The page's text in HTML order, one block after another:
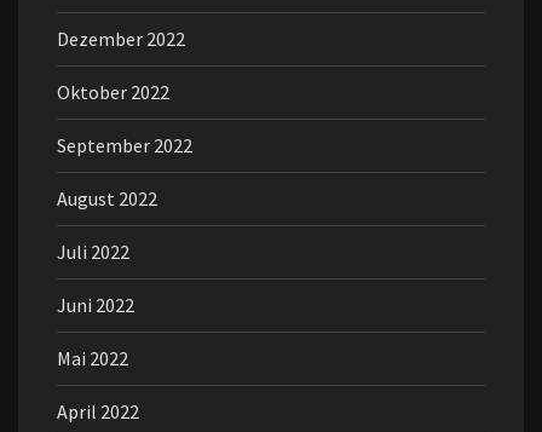
Dezember 2022
Oktober 2022
September 2022
August 2022
Juli 2022
Juni 2022
Mai 2022
April 2022